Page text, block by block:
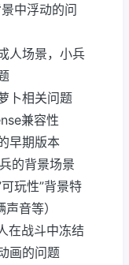
中浮动的问
人场景，小兵
卜相关问题
兼容性
早期版本
的背景场景
玩性”背景特
音等）
在战斗中冻结
画的问题